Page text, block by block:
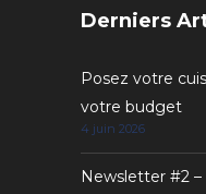
Derniers
Posez votre
votre budget
4 juin 2026
Newsletter #2